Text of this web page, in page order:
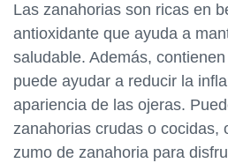
Las zanahorias son ricas en
antioxidante que ayuda a
saludable. Además,
puede ayudar a reducir la
apariencia de las ojeras.
zanahorias crudas o cocidas,
zumo de zanahoria para